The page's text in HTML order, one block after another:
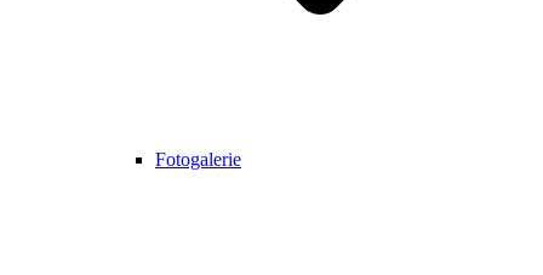
Fotogalerie